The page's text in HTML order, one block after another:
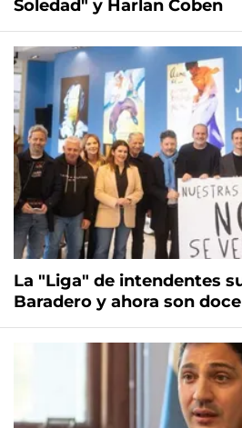
Soledad" y Harlan Coben
La "Liga" de intendentes
Baradero y ahora son doce